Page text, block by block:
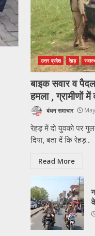
उत्तर प्रदेश रेहड़
बाइक सवार व
हमला , ग्रामीणों
बंधन समाचार
रेहड़ में दो युवको पर
दिया, बता दें कि रेहड़...
Read More